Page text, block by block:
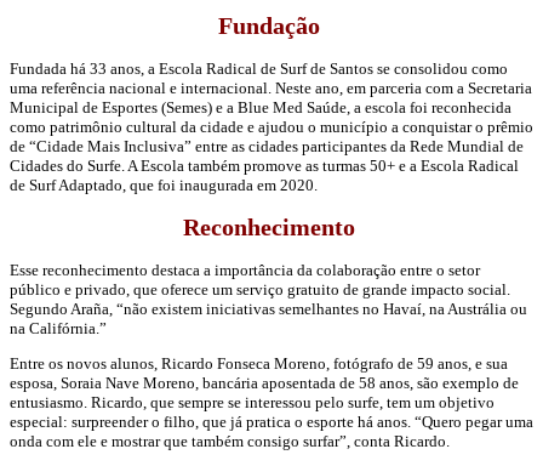
Fundação
Fundada há 33 anos, a Escola Radical de Surf de Santos se consolidou como
uma referência nacional e internacional. Neste ano, em parceria com a Secretaria
Municipal de Esportes (Semes) e a Blue Med Saúde, a escola foi reconhecida
como patrimônio cultural da cidade e ajudou o município a conquistar o prêmio
de “Cidade Mais Inclusiva” entre as cidades participantes da Rede Mundial de
Cidades do Surfe. A Escola também promove as turmas 50+ e a Escola Radical
de Surf Adaptado, que foi inaugurada em 2020.
Reconhecimento
Esse reconhecimento destaca a importância da colaboração entre o setor
público e privado, que oferece um serviço gratuito de grande impacto social.
Segundo Araña, “não existem iniciativas semelhantes no Havaí, na Austrália ou
na Califórnia.”
Entre os novos alunos, Ricardo Fonseca Moreno, fotógrafo de 59 anos, e sua
esposa, Soraia Nave Moreno, bancária aposentada de 58 anos, são exemplo de
entusiasmo. Ricardo, que sempre se interessou pelo surfe, tem um objetivo
especial: surpreender o filho, que já pratica o esporte há anos. “Quero pegar uma
onda com ele e mostrar que também consigo surfar”, conta Ricardo.